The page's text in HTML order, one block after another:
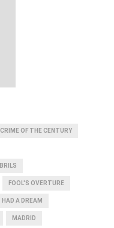
CRIME OF THE CENTURY
FOOL'S OVERTURE
HAD A DREAM
MADRID